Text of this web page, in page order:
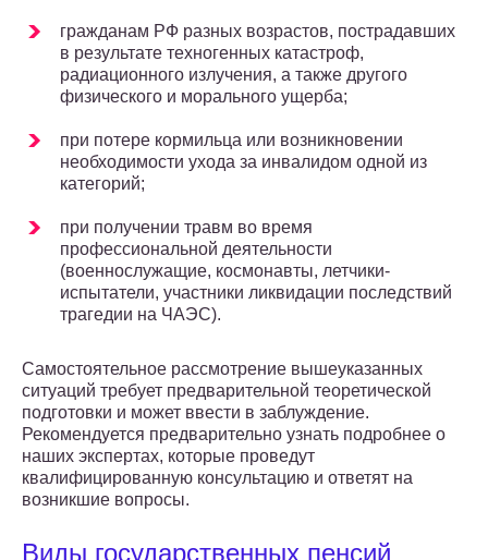
гражданам РФ разных возрастов, пострадавших
в результате техногенных катастроф,
радиационного излучения, а также другого
физического и морального ущерба;
при потере кормильца или возникновении
необходимости ухода за инвалидом одной из
категорий;
при получении травм во время
профессиональной деятельности
(военнослужащие, космонавты, летчики-
испытатели, участники ликвидации последствий
трагедии на ЧАЭС).
Самостоятельное рассмотрение вышеуказанных
ситуаций требует предварительной теоретической
подготовки и может ввести в заблуждение.
Рекомендуется предварительно узнать подробнее о
наших экспертах, которые проведут
квалифицированную консультацию и ответят на
возникшие вопросы.
Виды государственных пенсий